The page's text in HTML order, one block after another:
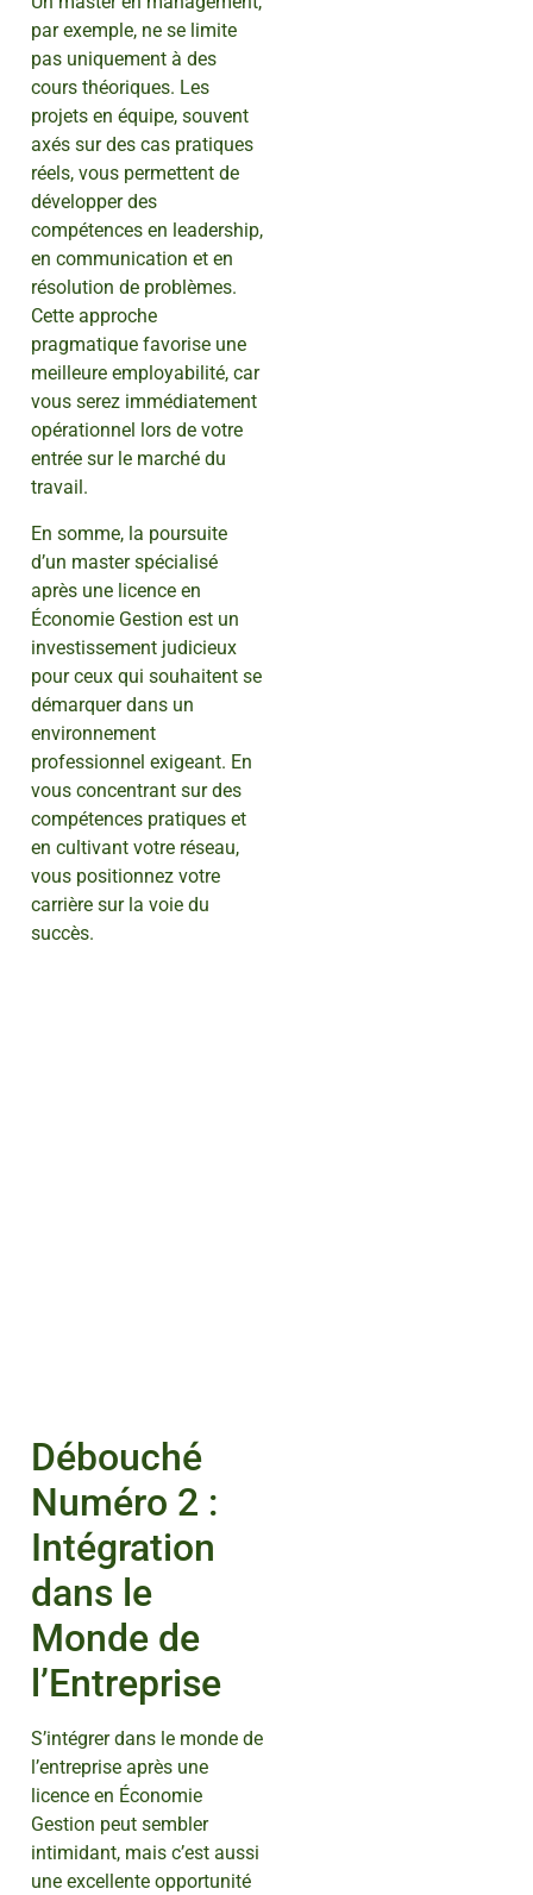
par exemple, ne se limite
pas uniquement à des
cours théoriques. Les
projets en équipe, souvent
axés sur des cas pratiques
réels, vous permettent de
développer des
compétences en leadership,
en communication et en
résolution de problèmes.
Cette approche
pragmatique favorise une
meilleure employabilité, car
vous serez immédiatement
opérationnel lors de votre
entrée sur le marché du
travail.
En somme, la poursuite
d’un master spécialisé
après une licence en
Économie Gestion est un
investissement judicieux
pour ceux qui souhaitent se
démarquer dans un
environnement
professionnel exigeant. En
vous concentrant sur des
compétences pratiques et
en cultivant votre réseau,
vous positionnez votre
carrière sur la voie du
succès.
Débouché
Numéro 2 :
Intégration
dans le
Monde de
l’Entreprise
S’intégrer dans le monde de
l’entreprise après une
licence en Économie
Gestion peut sembler
intimidant, mais c’est aussi
une excellente opportunité